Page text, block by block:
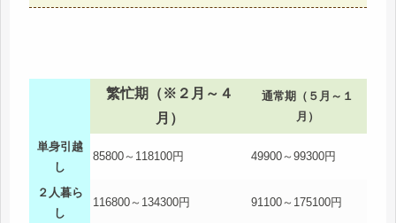
繁忙期（※２月～４
月）
通常期（５月～１
月）
単身引越
し
85800～118100円 49900～99300円
２人暮ら
し
116800～134300円 91100～175100円